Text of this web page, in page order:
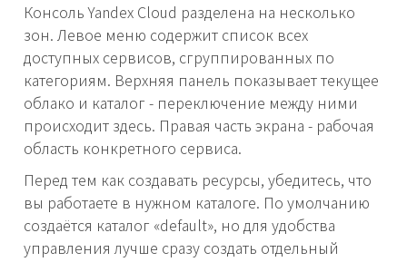
Консоль Yandex Cloud разделена на несколько
зон. Левое меню содержит список всех
доступных сервисов, сгруппированных по
категориям. Верхняя панель показывает текущее
облако и каталог - переключение между ними
происходит здесь. Правая часть экрана - рабочая
область конкретного сервиса.
Перед тем как создавать ресурсы, убедитесь, что
вы работаете в нужном каталоге. По умолчанию
создаётся каталог «default», но для удобства
управления лучше сразу создать отдельный